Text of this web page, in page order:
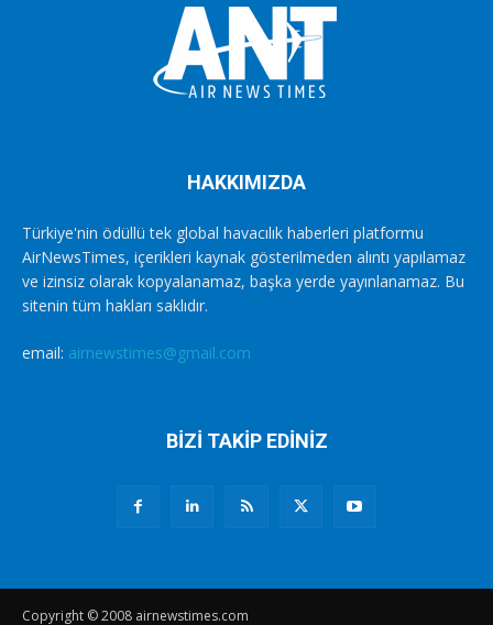
HAKKIMIZDA
Türkiye'nin ödüllü tek global havacılık haberleri platformu
AirNewsTimes, içerikleri kaynak gösterilmeden alıntı yapılamaz
ve izinsiz olarak kopyalanamaz, başka yerde yayınlanamaz. Bu
sitenin tüm hakları saklıdır.
email: airnewstimes@gmail.com
BİZİ TAKİP EDİNİZ
Copyright © 2008 airnewstimes.com